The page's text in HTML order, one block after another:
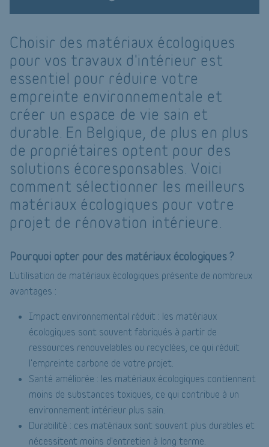
Choisir des matériaux écologiques
pour vos travaux d'intérieur est
essentiel pour réduire votre
empreinte environnementale et
créer un espace de vie sain et
durable. En Belgique, de plus en plus
de propriétaires optent pour des
solutions écoresponsables. Voici
comment sélectionner les meilleurs
matériaux écologiques pour votre
projet de rénovation intérieure.
Pourquoi opter pour des matériaux écologiques ?
L'utilisation de matériaux écologiques présente de nombreux
avantages :
Impact environnemental réduit : les matériaux
écologiques sont souvent fabriqués à partir de
ressources renouvelables ou recyclées, ce qui réduit
l'empreinte carbone de votre projet.
Santé améliorée : les matériaux écologiques contiennent
moins de substances toxiques, ce qui contribue à un
environnement intérieur plus sain.
Durabilité : ces matériaux sont souvent plus durables et
nécessitent moins d'entretien à long terme.